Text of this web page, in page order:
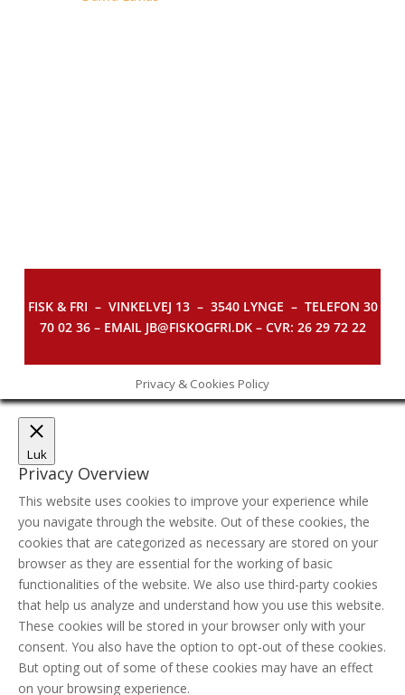
FISK & FRI – VINKELVEJ 13 – 3540 LYNGE – TELEFON 30
70 02 36 – EMAIL JB@FISKOGFRI.DK – CVR: 26 29 72 22
Privacy & Cookies Policy
Luk
Privacy Overview
This website uses cookies to improve your experience while
you navigate through the website. Out of these cookies, the
cookies that are categorized as necessary are stored on your
browser as they are essential for the working of basic
functionalities of the website. We also use third-party cookies
that help us analyze and understand how you use this website.
These cookies will be stored in your browser only with your
consent. You also have the option to opt-out of these cookies.
But opting out of some of these cookies may have an effect
on your browsing experience.